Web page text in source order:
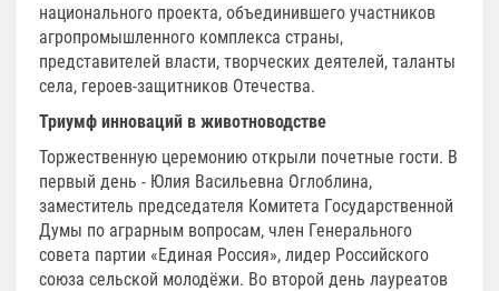
национального проекта, объединившего участников
агропромышленного комплекса страны,
представителей власти, творческих деятелей, таланты
села, героев-защитников Отечества.
Триумф инноваций в животноводстве
Торжественную церемонию открыли почетные гости. В
первый день - Юлия Васильевна Оглоблина,
заместитель председателя Комитета Государственной
Думы по аграрным вопросам, член Генерального
совета партии «Единая Россия», лидер Российского
союза сельской молодёжи. Во второй день лауреатов